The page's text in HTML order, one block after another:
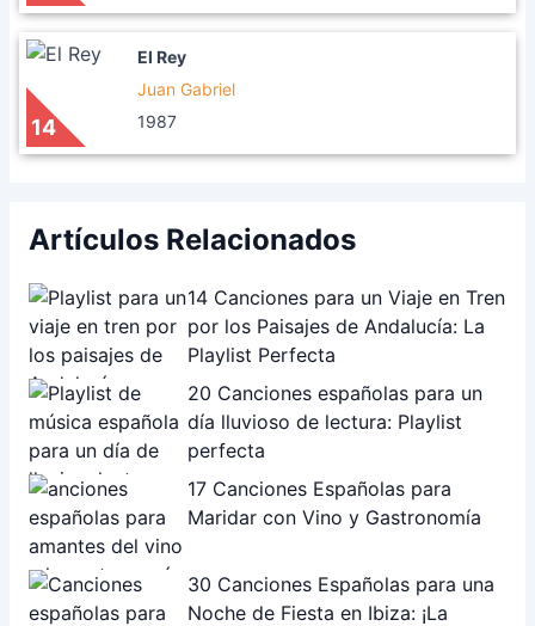
14
El Rey
Juan Gabriel
1987
Artículos Relacionados
14 Canciones para un Viaje en Tren
por los Paisajes de Andalucía: La
Playlist Perfecta
20 Canciones españolas para un
día lluvioso de lectura: Playlist
perfecta
17 Canciones Españolas para
Maridar con Vino y Gastronomía
30 Canciones Españolas para una
Noche de Fiesta en Ibiza: ¡La